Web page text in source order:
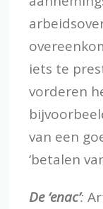
iets te
vorderen
van een
‘betalen
De ‘enac’: